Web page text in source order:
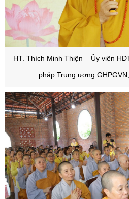
HT. Thích Minh Thiện – Ủy viên
pháp Trung ương